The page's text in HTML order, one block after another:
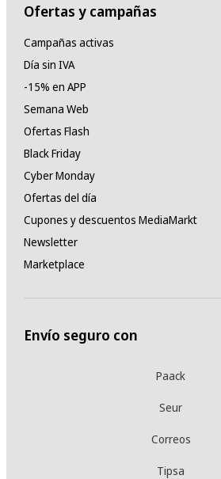
Ofertas y campañas
Campañas activas
Día sin IVA
-15% en APP
Semana Web
Ofertas Flash
Black Friday
Cyber Monday
Ofertas del día
Cupones y descuentos MediaMarkt
Newsletter
Marketplace
Envío seguro con
Paack
Seur
Correos
Tipsa